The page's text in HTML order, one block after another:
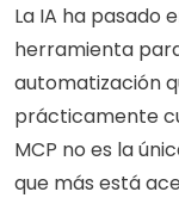
La IA ha pasado
herramienta
automatización
prácticamente
MCP no es la
que más está